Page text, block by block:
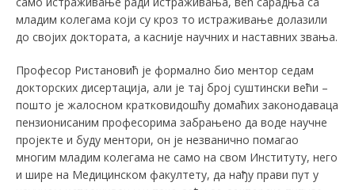
младим колегама који су кроз то истраживање долазили
до својих доктората, а касније научних и наставних звања.
Професор Ристановић је формално био ментор седам
докторских дисертација, али је тај број суштински већи –
пошто је жалосном кратковидошћу домаћих законодаваца
пензионисаним професорима забрањено да воде научне
пројекте и буду ментори, он је незванично помагао
многим младим колегама не само на свом Институту, него
и шире на Медицинском факултету, да нађу прави пут у